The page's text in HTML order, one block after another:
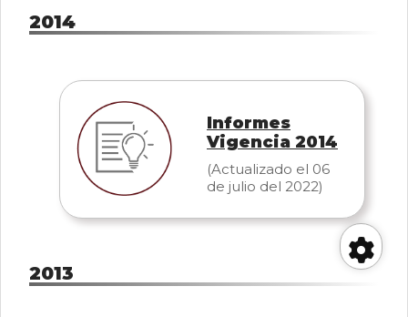
2014
Informes
Vigencia 2014
(Actualizado el 06
de julio del 2022)
2013